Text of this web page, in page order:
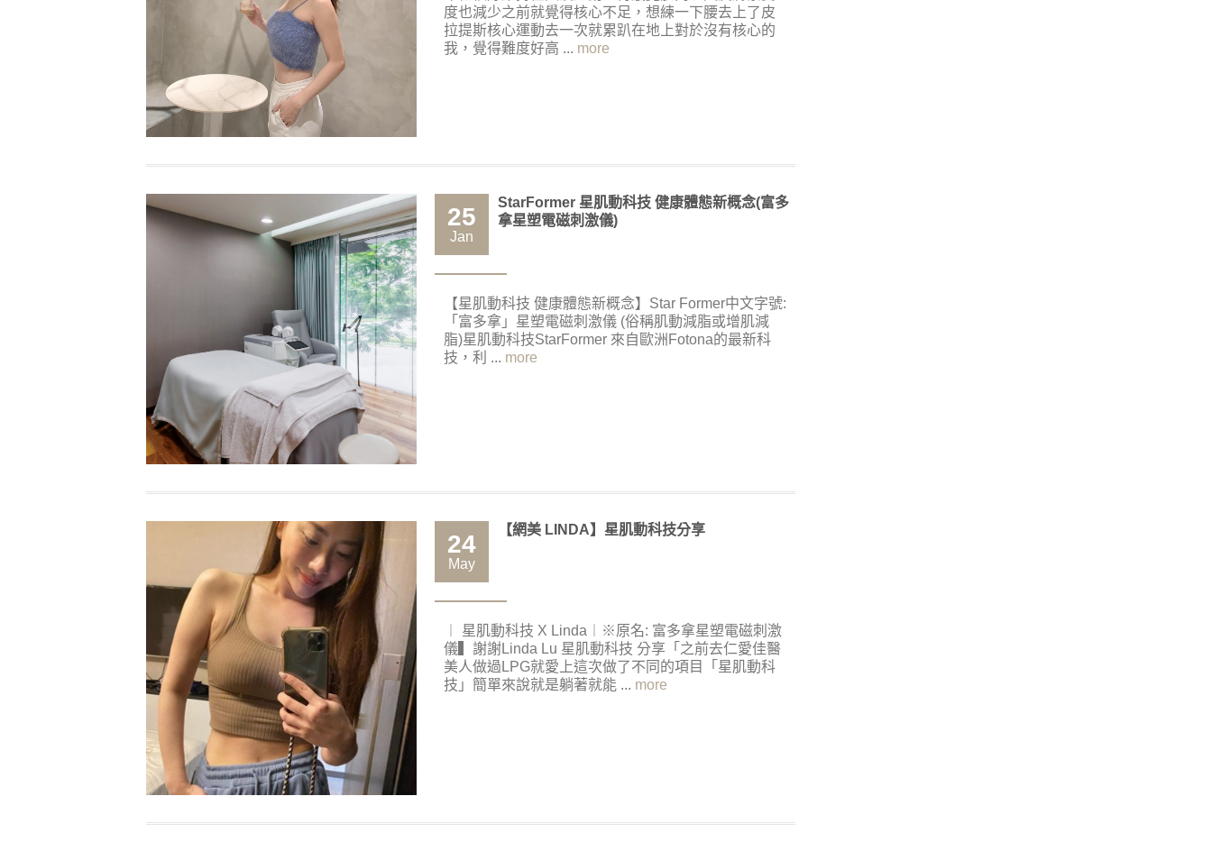
度也減少之前就覺得核心不足，想練一下腰去上了皮
拉提斯核心運動去一次就累趴在地上對於沒有核心的
我，覺得難度好高 ... more
25
Jan
StarFormer 星肌動科技 健康體態新概念(富多
拿星塑電磁刺激儀)
【星肌動科技 健康體態新概念】Star Former中文字號:
「富多拿」星塑電磁刺激儀 (俗稱肌動減脂或增肌減
脂)星肌動科技StarFormer 來自歐洲Fotona的最新科
技，利 ... more
24
May
【網美 LINDA】星肌動科技分享
︱ 星肌動科技 X Linda︱※原名: 富多拿星塑電磁刺激
儀▍謝謝Linda Lu 星肌動科技 分享「之前去仁愛佳醫
美人做過LPG就愛上這次做了不同的項目「星肌動科
技」簡單來說就是躺著就能 ... more